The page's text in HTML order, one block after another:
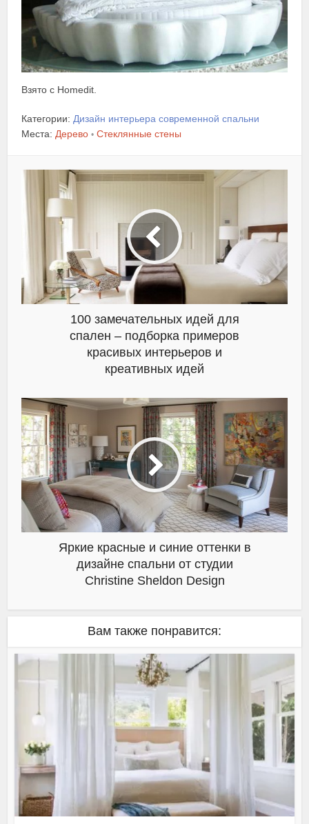
Взято с Homedit.
Категории:Дизайн интерьера современной спальни
Места:Дерево • Стеклянные стены
100 замечательных идей для
спален – подборка примеров
красивых интерьеров и
креативных идей
Яркие красные и синие оттенки в
дизайне спальни от студии
Christine Sheldon Design
Вам также понравится: